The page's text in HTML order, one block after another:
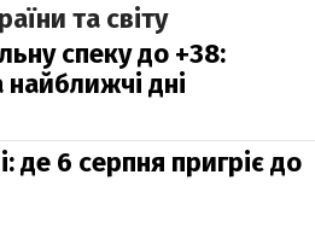
та світу
спеку до +38:
дні
де 6 серпня пригріє до